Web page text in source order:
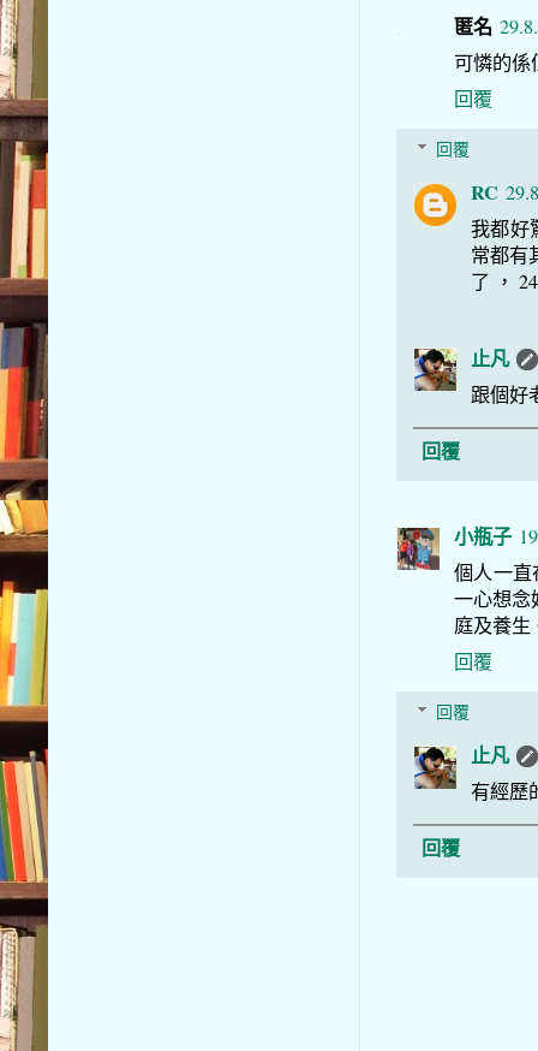
匿名
可憐的係
回覆
回覆
RC
我都好
常都有
了 ，
止凡
跟個好
回覆
小瓶子
個人一直
一心想念
庭及養生
回覆
回覆
止凡
有經歷
回覆